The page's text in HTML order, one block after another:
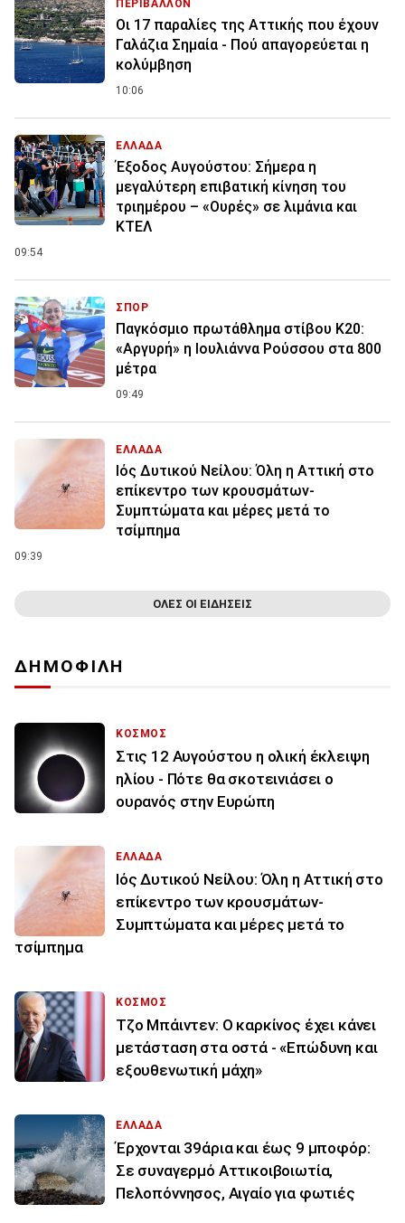
ΠΕΡΙΒΑΛΛΟΝ
Οι 17 παραλίες της Αττικής που έχουν
Γαλάζια Σημαία - Πού απαγορεύεται η
κολύμβηση
10:06
ΕΛΛΑΔΑ
Έξοδος Αυγούστου: Σήμερα η
μεγαλύτερη επιβατική κίνηση του
τριημέρου – «Ουρές» σε λιμάνια και
ΚΤΕΛ
09:54
ΣΠΟΡ
Παγκόσμιο πρωτάθλημα στίβου Κ20:
«Αργυρή» η Ιουλιάννα Ρούσσου στα 800
μέτρα
09:49
ΕΛΛΑΔΑ
Ιός Δυτικού Νείλου: Όλη η Αττική στο
επίκεντρο των κρουσμάτων-
Συμπτώματα και μέρες μετά το
τσίμπημα
09:39
ΟΛΕΣ ΟΙ ΕΙΔΗΣΕΙΣ
ΔΗΜΟΦΙΛΗ
ΚΟΣΜΟΣ
Στις 12 Αυγούστου η ολική έκλειψη
ηλίου - Πότε θα σκοτεινιάσει ο
ουρανός στην Ευρώπη
ΕΛΛΑΔΑ
Ιός Δυτικού Νείλου: Όλη η Αττική στο
επίκεντρο των κρουσμάτων-
Συμπτώματα και μέρες μετά το
τσίμπημα
ΚΟΣΜΟΣ
Τζο Μπάιντεν: Ο καρκίνος έχει κάνει
μετάσταση στα οστά - «Επώδυνη και
εξουθενωτική μάχη»
ΕΛΛΑΔΑ
Έρχονται 39άρια και έως 9 μποφόρ:
Σε συναγερμό Αττικοιβοιωτία,
Πελοπόννησος, Αιγαίο για φωτιές